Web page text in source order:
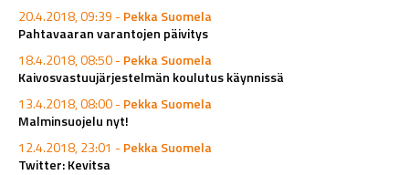
20.4.2018, 09:39 -Pekka Suomela
Pahtavaaran varantojen päivitys
18.4.2018, 08:50 -Pekka Suomela
Kaivosvastuujärjestelmän koulutus käynnissä
13.4.2018, 08:00 -Pekka Suomela
Malminsuojelu nyt!
12.4.2018, 23:01 -Pekka Suomela
Twitter: Kevitsa